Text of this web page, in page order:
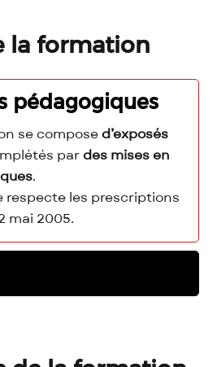
la formation
pédagogiques
se composed’exposés
pardes mises en
.
respecte les prescriptions
mai 2005.